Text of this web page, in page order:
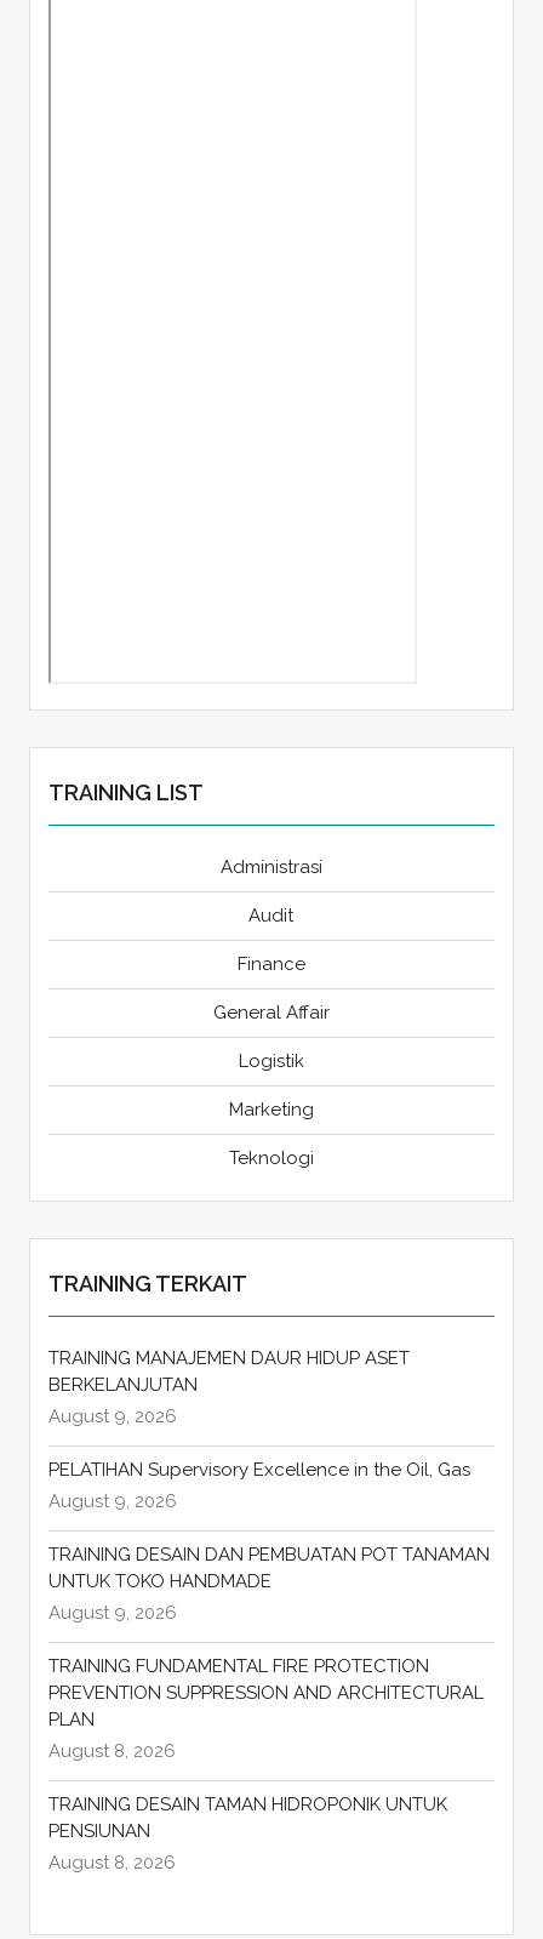
TRAINING LIST
Administrasi
Audit
Finance
General Affair
Logistik
Marketing
Teknologi
TRAINING TERKAIT
TRAINING MANAJEMEN DAUR HIDUP ASET
BERKELANJUTAN
August 9, 2026
PELATIHAN Supervisory Excellence in the Oil, Gas
August 9, 2026
TRAINING DESAIN DAN PEMBUATAN POT TANAMAN
UNTUK TOKO HANDMADE
August 9, 2026
TRAINING FUNDAMENTAL FIRE PROTECTION
PREVENTION SUPPRESSION AND ARCHITECTURAL
PLAN
August 8, 2026
TRAINING DESAIN TAMAN HIDROPONIK UNTUK
PENSIUNAN
August 8, 2026